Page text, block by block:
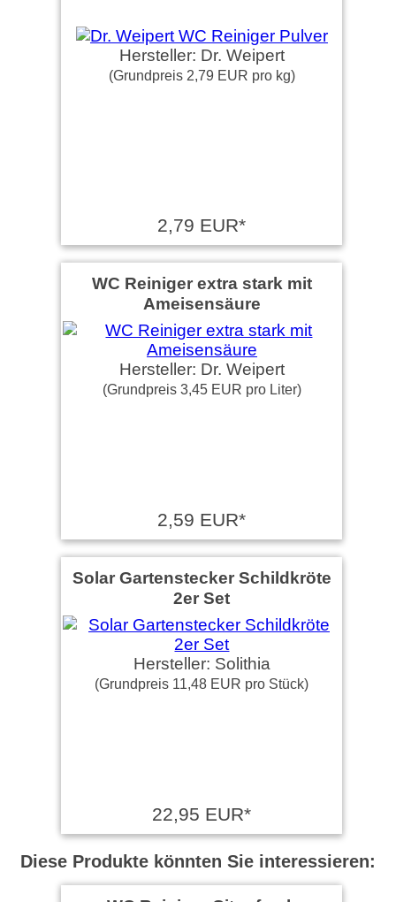
Hersteller: Dr. Weipert
(Grundpreis 2,79 EUR pro kg)
2,79 EUR*
WC Reiniger extra stark mit
Ameisensäure
Hersteller: Dr. Weipert
(Grundpreis 3,45 EUR pro Liter)
2,59 EUR*
Solar Gartenstecker Schildkröte
2er Set
Hersteller: Solithia
(Grundpreis 11,48 EUR pro Stück)
22,95 EUR*
Diese Produkte könnten Sie interessieren: